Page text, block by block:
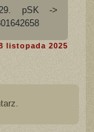
29. pSK ->
listopada 2025